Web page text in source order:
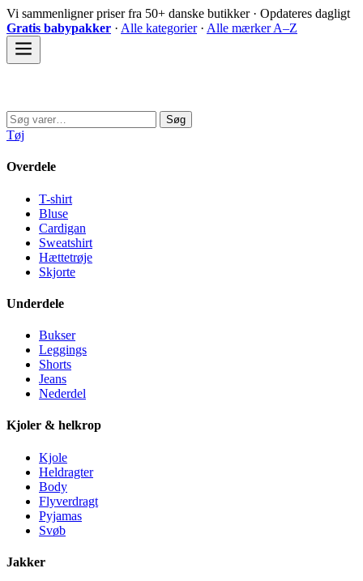
Spring
til
indhold
Vi sammenligner priser fra 50+ danske butikker · Opdateres dagligt
Gratis babypakker · Alle kategorier· Alle mærker A–Z
Søg
efter:
Søg
Tøj
Overdele
T-shirt
Bluse
Cardigan
Sweatshirt
Hættetrøje
Skjorte
Underdele
Bukser
Leggings
Shorts
Jeans
Nederdel
Kjoler & helkrop
Kjole
Heldragter
Body
Flyverdragt
Pyjamas
Svøb
Jakker